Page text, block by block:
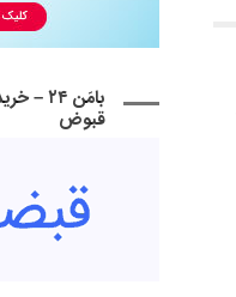
بامَن
قبوض